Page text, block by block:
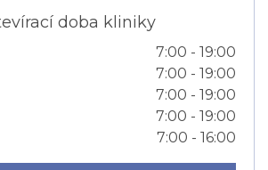
doba kliniky
7:00 - 19:00
7:00 - 19:00
7:00 - 19:00
7:00 - 19:00
7:00 - 16:00